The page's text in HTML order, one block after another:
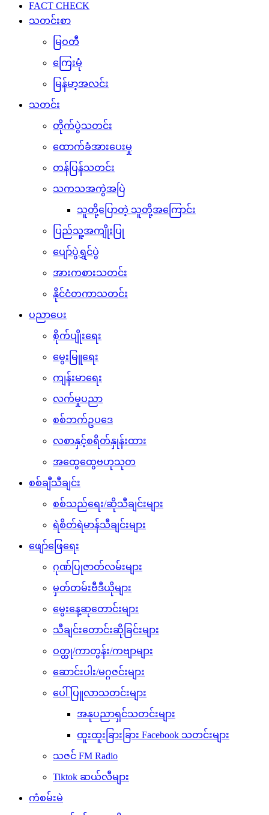
FACT CHECK
သတင်းစာ
မြဝတီ
ကြေးမုံ
မြန်မာ့အလင်း
သတင်း
တိုက်ပွဲသတင်း
ထောက်ခံအားပေးမှု
တန်ပြန်သတင်း
သကသအကွဲအပြဲ
သူတို့ပြောတဲ့ သူတို့အကြောင်း
ပြည်သူ့အကျိုးပြု
ပျော်ပွဲရွှင်ပွဲ
အားကစားသတင်း
နိုင်ငံတကာသတင်း
ပညာပေး
စိုက်ပျိုးရေး
မွေးမြူရေး
ကျန်းမာရေး
လက်မှုပညာ
စစ်ဘက်ဥပဒေ
လစာနှင့်စရိတ်နှုန်းထား
အထွေထွေဗဟုသုတ
စစ်ချီသီချင်း
စစ်သည်ရေး/ဆိုသီချင်းများ
ရဲစိတ်ရဲမာန်သီချင်းများ
ဖျော်ဖြေရေး
ဂုဏ်ပြုဇာတ်လမ်းများ
မှတ်တမ်းဗီဒီယိုများ
မွေးနေ့ဆုတောင်းများ
သီချင်းတောင်းဆိုခြင်းများ
ဝတ္ထု/ကာတွန်း/ကဗျာများ
ဆောင်းပါး/မဂ္ဂဇင်းများ
ပေါ်ပြူလာသတင်းများ
အနုပညာရှင်သတင်းများ
ထူးထူးခြားခြား Facebook သတင်းများ
သဇင် FM Radio
Tiktok ဆယ်လီများ
ကံစမ်းမဲ